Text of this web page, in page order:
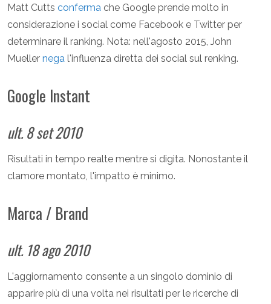
Matt Cutts conferma che Google prende molto in
considerazione i social come Facebook e Twitter per
determinare il ranking. Nota: nell'agosto 2015, John
Mueller nega l'influenza diretta dei social sul renking.
Google Instant
ult. 8 set 2010
Risultati in tempo realte mentre si digita. Nonostante il
clamore montato, l'impatto è minimo.
Marca / Brand
ult. 18 ago 2010
L'aggiornamento consente a un singolo dominio di
apparire più di una volta nei risultati per le ricerche di